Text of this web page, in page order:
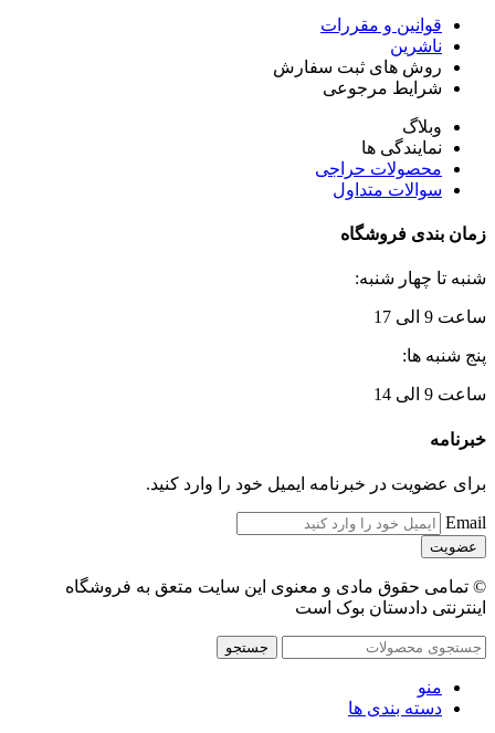
قوانین و مقررات
ناشرین
روش های ثبت سفارش
شرایط مرجوعی
وبلاگ
نمایندگی ها
محصولات حراجی
سوالات متداول
زمان بندی فروشگاه
شنبه تا چهار شنبه:
ساعت 9 الی 17
پنج شنبه ها:
ساعت 9 الی 14
خبرنامه
برای عضویت در خبرنامه ایمیل خود را وارد کنید.
Email
© تمامی حقوق مادی و معنوی این سایت متعق به فروشگاه
اینترنتی دادستان بوک است
جستجو
منو
دسته بندی ها